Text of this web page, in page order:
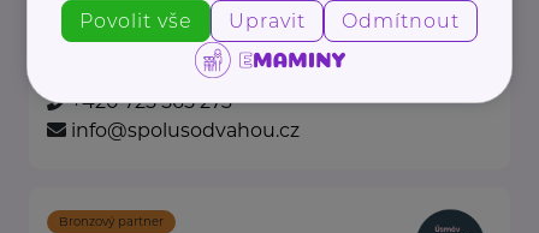
zdraví dětí ...
https://spolusodvahou.org/cz/
+420 725 565 273
info@spolusodvahou.cz
Bronzový partner
Povolit vše Upravit Odmítnout